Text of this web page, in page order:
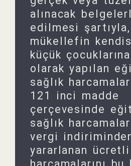
alınacak
edilmesi şartıyla,
mükellefin
küçük
olarak yapılan
sağlık
121 inci madde
çerçevesinde
sağlık
vergi
yararlanan